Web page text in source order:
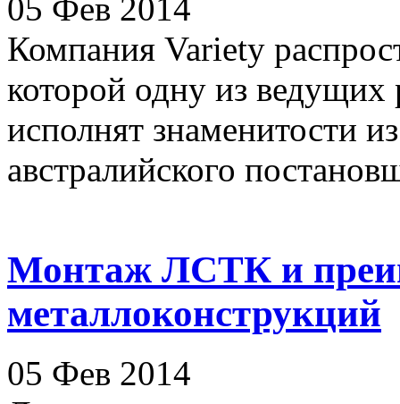
05 Фев 2014
Компания Variety
которой одну из
исполнят знаменитости
австралийского
Монтаж ЛСТК и
металлоконструкций
05 Фев 2014